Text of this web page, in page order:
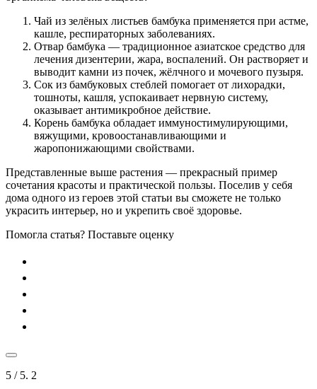
Чай из зелёных листьев бамбука применяется при астме,
кашле, респираторных заболеваниях.
Отвар бамбука — традиционное азиатское средство для
лечения дизентерии, жара, воспалений. Он растворяет и
выводит камни из почек, жёлчного и мочевого пузыря.
Сок из бамбуковых стеблей помогает от лихорадки,
тошноты, кашля, успокаивает нервную систему,
оказывает антимикробное действие.
Корень бамбука обладает иммуностимулирующими,
вяжущими, кровоостанавливающими и
жаропонижающими свойствами.
Представленные выше растения — прекрасный пример
сочетания красоты и практической пользы. Поселив у себя
дома одного из героев этой статьи вы сможете не только
украсить интерьер, но и укрепить своё здоровье.
Помогла статья? Поставьте оценку
5 / 5. 2